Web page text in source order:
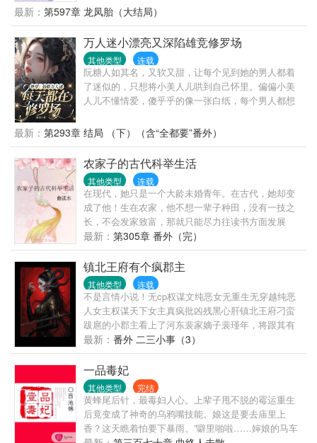
渣哥想抢工作？反手送去蹲大狱。渣爹？一封举报
信，送去跟亲儿子狱中相聚。卷空财物，喜提金手指
空间，卖房子去下乡。下乡极品找上门，讲道理不
听？拳头说话，揍！咦？这偷偷在背后套极品麻袋是
谁？哦~原来是当初救她的大！佬！也！在！这！儿！
最新： 第597章 龙凤胎（大结局）
万人迷小漂亮又深陷雄竞修罗场
其他类型 连载
阮糖人如其名，又软又甜，让每个见到她的男人都着
了迷似的，只想将小美人儿哄到自己怀里。偏偏小美
人儿不懂情爱，傻乎乎的像一张白纸，每个男人都想
咬我呀？呜……”“笨蛋糖糖，他们不只想咬你，还想吃
你呢。”——第一世界：笨蛋娇软校花vs清冷病娇校草
＆美型富家公子哥＆纯情憨憨校霸＆禁欲系腹黑竹马
第二世界：美貌娇软大小姐vs没落贵族人鱼兄弟＆俊
美腹黑霸总＆人狠话不多杀手酷哥第三世界：万人迷
王妃（后来休掉了王爷独美）vs清冷孤傲病美人王爷
（被真香打脸）＆痴情大将军＆沉默忠犬贴身侍卫＆
金发碧眼傲娇小王子第四世界：貌美乖软天然渣小学
妹vs温柔腹黑男神＆痴情校霸摇滚酷哥＆大金毛纯情
最新： 第293章 结局 （下）（含“全都要”番外）
农家子的古代科举生活
其他类型 连载
在现代，她只是一个大龄未婚青年。在古代，她却变
成了他！生在农家，他不想一辈子种田，没有一技之
长，不会发家致富，那就只能尽力往读书方面发展
了。至于是男是女？在生存面前还需要矫情吗？文女
穿男，主角会娶妻，像一般人一样生活，不搞基，基
本上没有什么金手指，现实流。公告：本文于下周三
（10月26日）入V，当天更新一万字，之后每天保持日
更3000大家多多支持。
最新： 第305章 番外（完）
镇北王府有个疯郡主
其他类型 连载
不是言情小说！无cp权谋文纯恶女无重生无穿越纯恶
人女主权谋天下女主真疯批凶残黑心肝镇北王府刁蛮
跋扈的小郡主看上了河东裴家嫡子裴瑾年，将跟其有
婚约的崔小姐差点淹死。皇帝将其赶出京城，送到白
雀寺苦修赎罪。三年后，打了胜仗的镇北王用一身功
勋换了秦金枝回京，众人皆等待看到秦金枝落魄凄惨
的模样，谁知回京后的秦金枝嚣张依旧，回城当天就
当街打掉皇子的牙！仗着帝后的宠爱竟诬陷裴瑾年父
亲下毒害她，裴瑾年为救父亲退了婚约，请求皇帝赐
婚。可一切尘埃落定之后，裴瑾年发现这嚣张跋扈的
小郡主并不喜欢他。婚事另有隐情！所有阻拦我的
最新： 番外 二三小事（3）
一品毒妃
其他类型 完结
黄蜂尾后针，最毒妇人心。上辈子甩不脱的霉运重生
后竟变成了神奇的乌鸦嘴技能。娘这是要去庙里上
香？这天瞧着怕要下暴雨。”噼里啪啦……婶娘的马车